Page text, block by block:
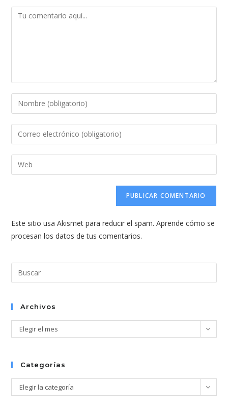
Comentario
Introduce
tu
nombre
de
usuario
Introduce
tu
dirección
de
comentar
Introduce
la
web
(opcional)
Este sitio usa Akismet para reducir el spam.Aprende cómo se
procesan los datos de tus comentarios.
el
Archivos
Archivos
Elegir el mes
Categorías
Categorías
Elegir la categoría